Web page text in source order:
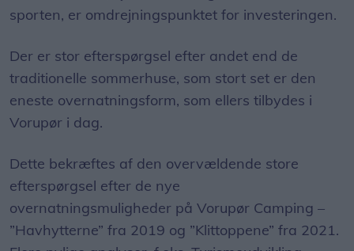
sporten, er omdrejningspunktet for investeringen.
Der er stor efterspørgsel efter andet end de
traditionelle sommerhuse, som stort set er den
eneste overnatningsform, som ellers tilbydes i
Vorupør i dag.
Dette bekræftes af den overvældende store
efterspørgsel efter de nye
overnatningsmuligheder på Vorupør Camping –
”Havhytterne” fra 2019 og ”Klittoppene” fra 2021.